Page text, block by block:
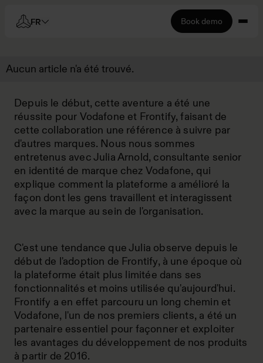
FR Book demo
Aucun article n'a été trouvé.
Depuis le début, cette aventure a été une
réussite pour Vodafone et Frontify, faisant de
cette collaboration une référence à suivre par
d'autres marques. Nous nous sommes
entretenus avec Julia Arnold, consultante senior
en identité de marque chez Vodafone, qui
explique comment la plateforme a amélioré la
façon dont les gens travaillent et interagissent
avec la marque au sein de l'organisation.
C'est une tendance que Julia observe depuis le
début de l'adoption de Frontify, à une époque où
la plateforme était plus limitée dans ses
fonctionnalités et moins utilisée qu'aujourd'hui.
Frontify a en effet parcouru un long chemin et
Vodafone, l'un de nos premiers clients, a été un
partenaire essentiel pour façonner et exploiter
les avantages du développement de nos produits
à partir de 2016.